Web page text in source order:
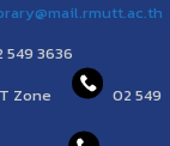
549 3636
Zone
02 549